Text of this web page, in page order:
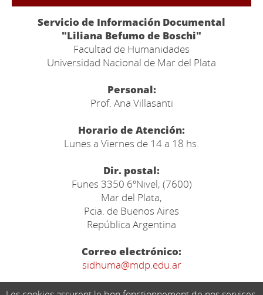
Servicio de Información Documental
"Liliana Befumo de Boschi"
Facultad de Humanidades
Universidad Nacional de Mar del Plata
Personal:
Prof. Ana Villasanti
Horario de Atención:
Lunes a Viernes de 14 a 18 hs.
Dir. postal:
Funes 3350 6ºNivel, (7600)
Mar del Plata,
Pcia. de Buenos Aires
República Argentina
Correo electrónico:
sidhuma@mdp.edu.ar